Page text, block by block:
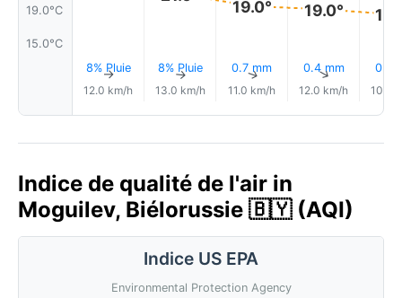
19.0°C
15.0°C
8% Pluie
↑
12.0 km/h
8% Pluie
↑
13.0 km/h
19.0°
0.7 mm
↑
11.0 km/h
19.0°
0.4 mm
↑
12.0 km/h
0.3
10.0
Indice de qualité de l'air in
Moguilev, Biélorussie 🇧🇾 (AQI)
Indice US EPA
Environmental Protection Agency